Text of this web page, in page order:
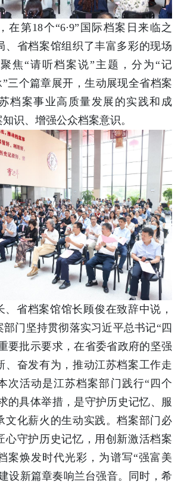
在第18个“6·9”国际档案日来临之
、省档案馆组织了丰富多彩的现场
焦“请听档案说”主题，分为“记
”三个篇章展开，生动展现全省档案
档案事业高质量发展的实践和成
识、增强公众档案意识。
、省档案馆馆长顾俊在致辞中说，
门坚持贯彻落实习近平总书记“四
要批示要求，在省委省政府的坚强
、奋发有为，推动江苏档案工作走
次活动是江苏档案部门践行“四个
的具体举措，是守护历史记忆、服
文化薪火的生动实践。档案部门必
心守护历史记忆，用创新激活档案
案焕发时代光彩，为谱写“强富美
设新篇章奏响兰台强音。同时，希